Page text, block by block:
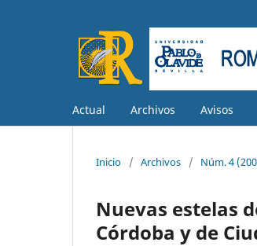
Actual Archivos Avisos
Inicio / Archivos / Núm. 4
Nuevas estelas
Córdoba y de